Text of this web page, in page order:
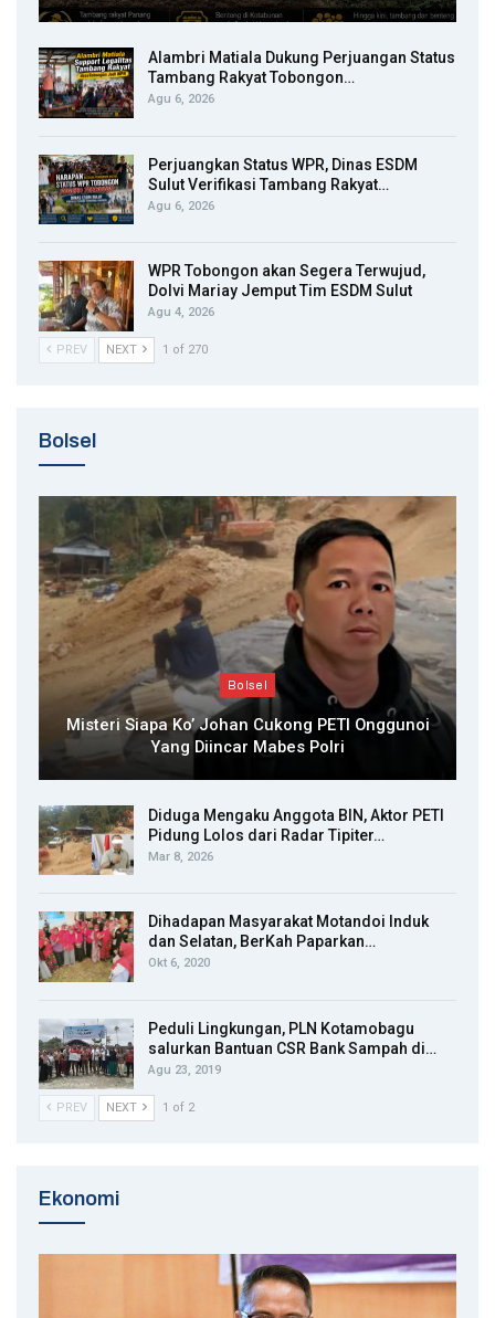
Alambri Matiala Dukung Perjuangan Status
Tambang Rakyat Tobongon…
Agu 6, 2026
Perjuangkan Status WPR, Dinas ESDM
Sulut Verifikasi Tambang Rakyat…
Agu 6, 2026
WPR Tobongon akan Segera Terwujud,
Dolvi Mariay Jemput Tim ESDM Sulut
Agu 4, 2026
PREV NEXT 1 of 270
Bolsel
Bolsel
Misteri Siapa Ko’ Johan Cukong PETI Onggunoi
Yang Diincar Mabes Polri
Diduga Mengaku Anggota BIN, Aktor PETI
Pidung Lolos dari Radar Tipiter…
Mar 8, 2026
Dihadapan Masyarakat Motandoi Induk
dan Selatan, BerKah Paparkan…
Okt 6, 2020
Peduli Lingkungan, PLN Kotamobagu
salurkan Bantuan CSR Bank Sampah di…
Agu 23, 2019
PREV NEXT 1 of 2
Ekonomi